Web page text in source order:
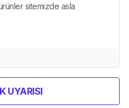
sitemizde asla
UYARISI